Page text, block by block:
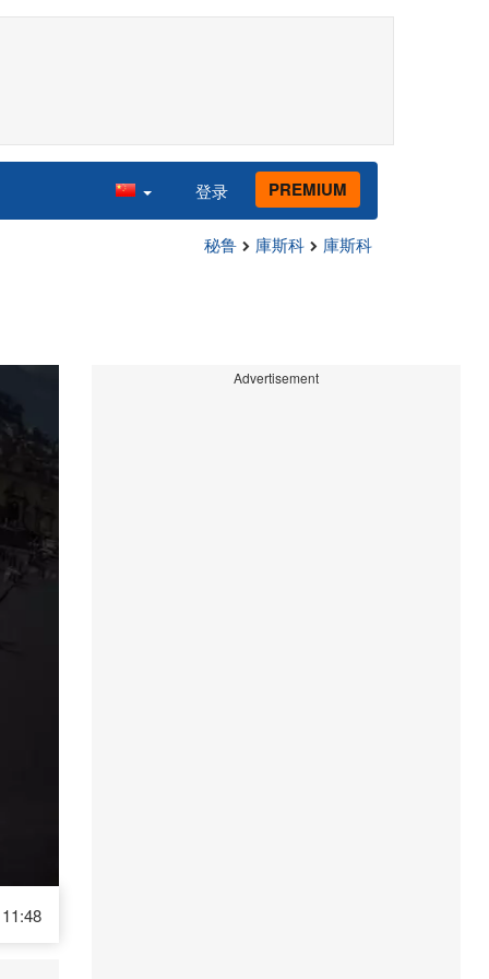
登录 PREMIUM
秘鲁 庫斯科 庫斯科
11:48
Advertisement